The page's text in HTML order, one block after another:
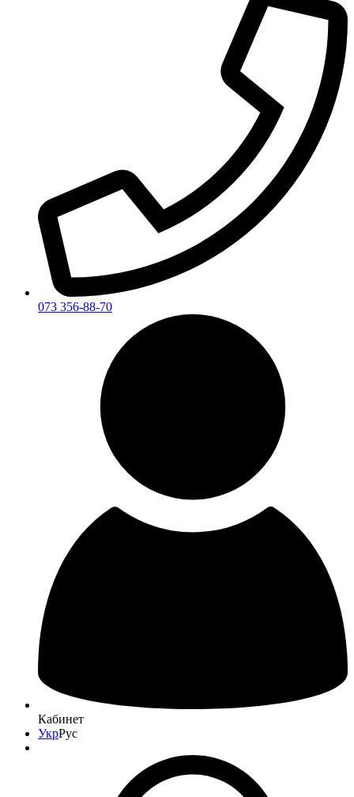
073 356-88-70
Кабинет
УкрРус